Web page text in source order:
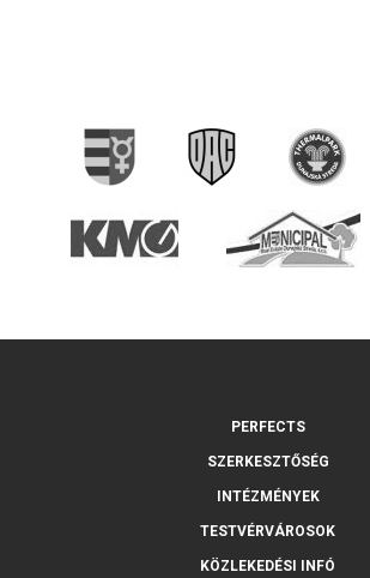
PERFECTS
SZERKESZTŐSÉG
INTÉZMÉNYEK
TESTVÉRVÁROSOK
KÖZLEKEDÉSI INFÓ